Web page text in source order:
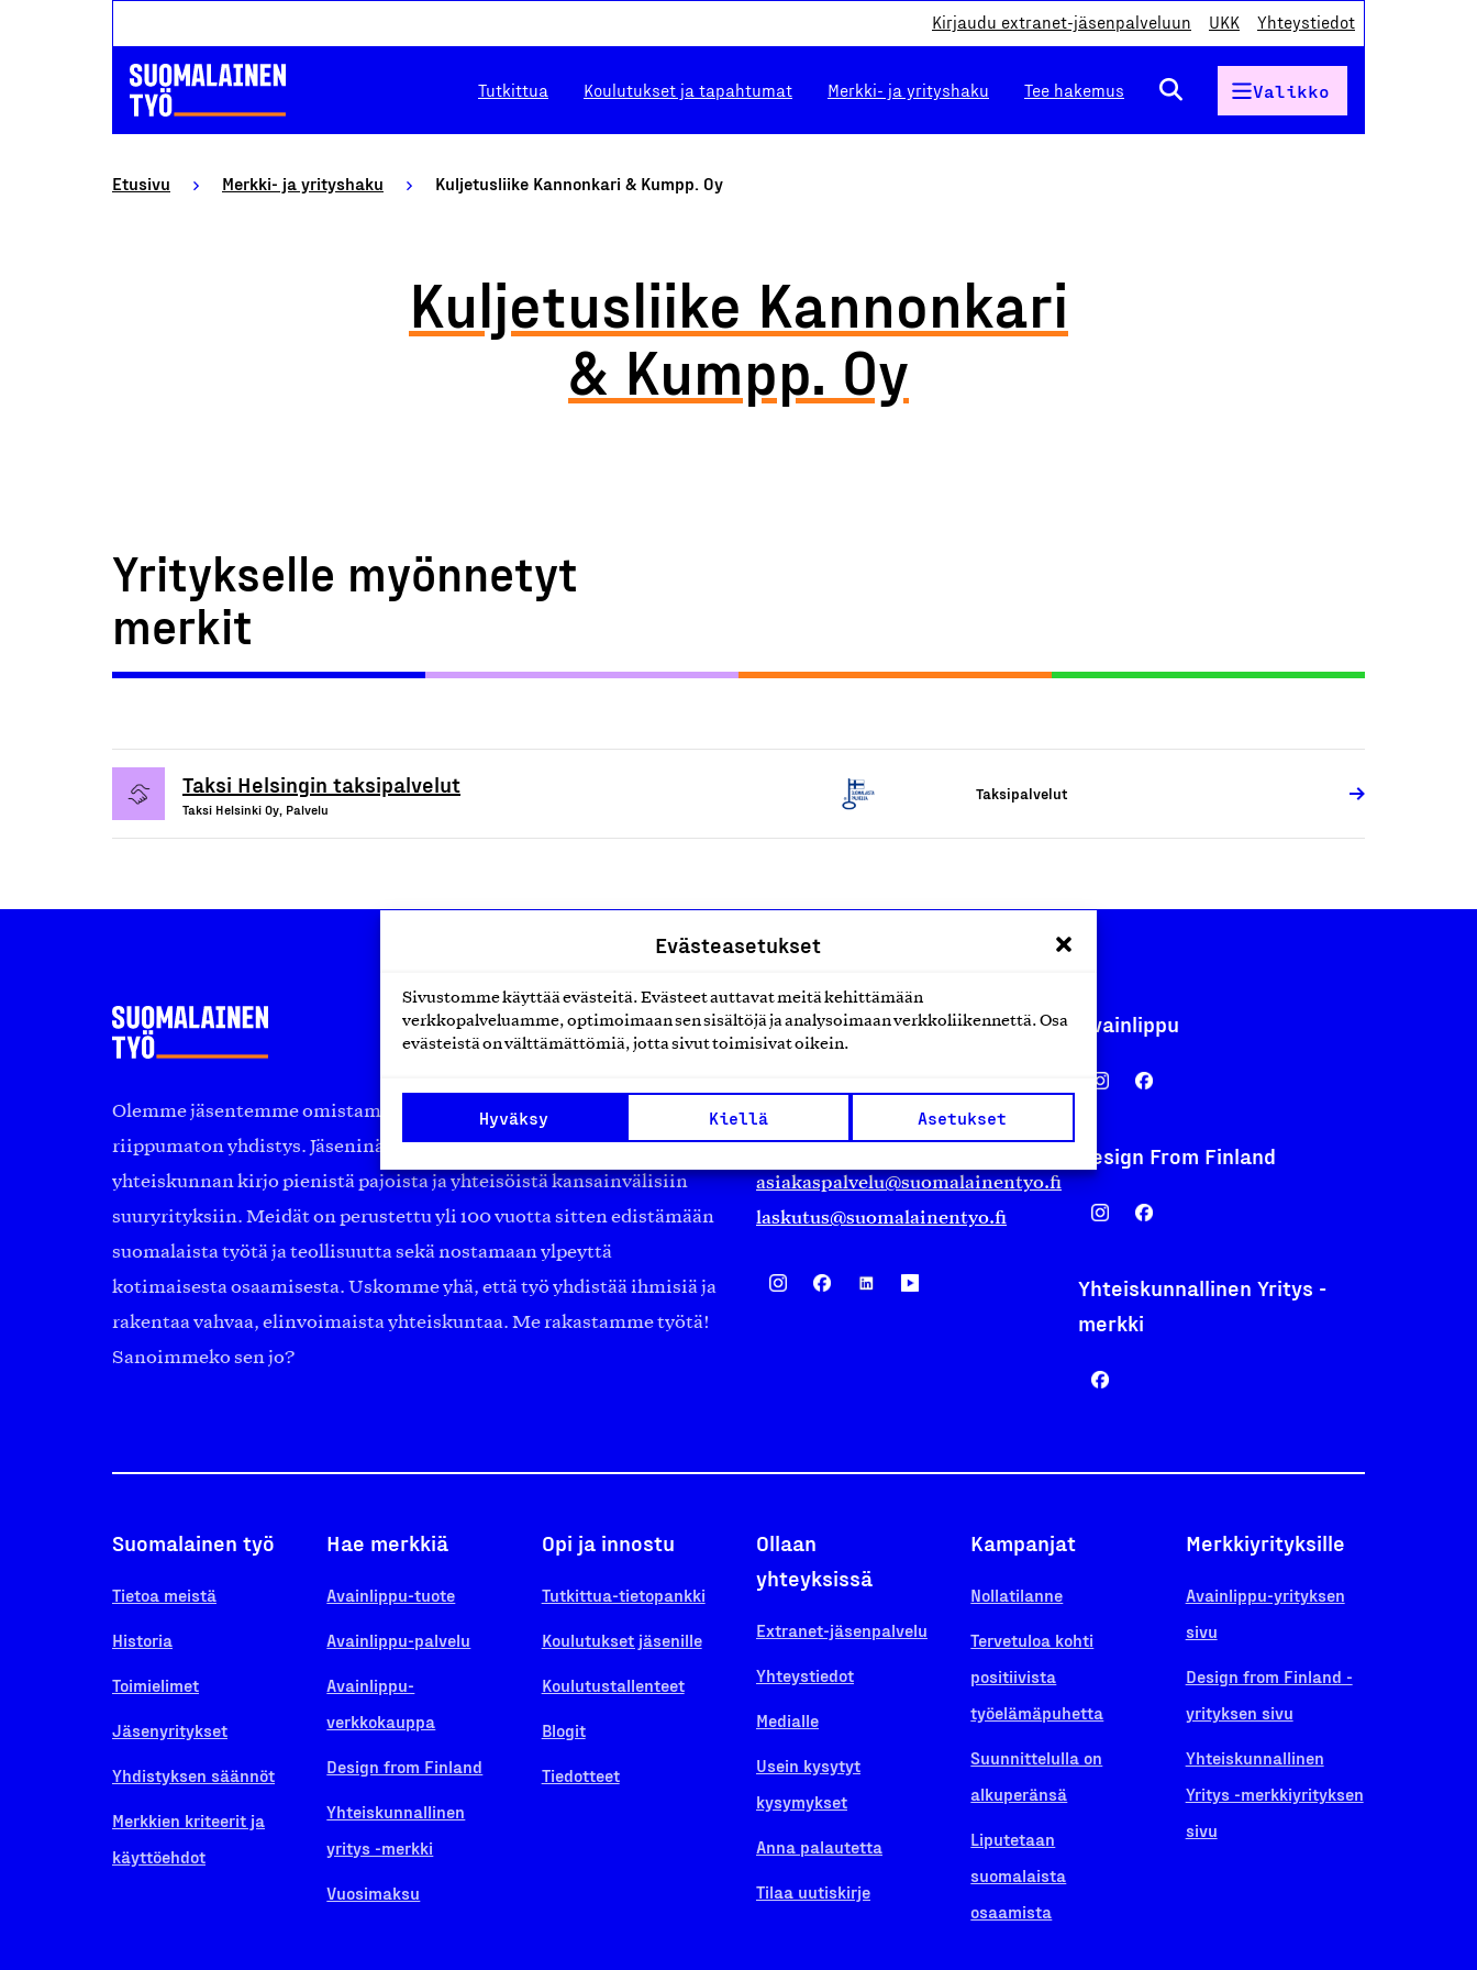
Evästeasetukset
Sivustomme käyttää evästeitä. Evästeet auttavat meitä kehittämään
verkkopalveluamme, optimoimaan sen sisältöjä ja analysoimaan verkkoliikennettä. Osa
evästeistä on välttämättömiä, jotta sivut toimisivat oikein.
Hyväksy Kiellä Asetukset
Kirjaudu extranet-jäsenpalveluun UKK Yhteystiedot
Tutkittua Koulutukset ja tapahtumat Merkki- ja yrityshaku Tee hakemus Valikko
Etusivu Merkki- ja yrityshaku Kuljetusliike Kannonkari & Kumpp. Oy
Kuljetusliike Kannonkari
& Kumpp. Oy
Yritykselle myönnetyt
merkit
Taksi Helsingin taksipalvelut
Taksi Helsinki Oy, Palvelu
Taksipalvelut
Olemme jäsentemme omistama puolueeton, työmarkkinajärjestöistä
riippumaton yhdistys. Jäseninämme on koko suomalaisen
yhteiskunnan kirjo pienistä pajoista ja yhteisöistä kansainvälisiin
suuryrityksiin. Meidät on perustettu yli 100 vuotta sitten edistämään
suomalaista työtä ja teollisuutta sekä nostamaan ylpeyttä
kotimaisesta osaamisesta. Uskomme yhä, että työ yhdistää ihmisiä ja
rakentaa vahvaa, elinvoimaista yhteiskuntaa. Me rakastamme työtä!
Sanoimmeko sen jo?
Suomalainen työ ry
00130 Helsinki
Finland
asiakaspalvelu@suomalainentyo.fi
laskutus@suomalainentyo.fi
Avainlippu
Design From Finland
Yhteiskunnallinen Yritys -
merkki
Suomalainen työ
Tietoa meistä
Historia
Toimielimet
Jäsenyritykset
Yhdistyksen säännöt
Merkkien kriteerit ja
käyttöehdot
Hae merkkiä
Avainlippu-tuote
Avainlippu-palvelu
Avainlippu-
verkkokauppa
Design from Finland
Yhteiskunnallinen
yritys -merkki
Vuosimaksu
Opi ja innostu
Tutkittua-tietopankki
Koulutukset jäsenille
Koulutustallenteet
Blogit
Tiedotteet
Ollaan
yhteyksissä
Extranet-jäsenpalvelu
Yhteystiedot
Medialle
Usein kysytyt
kysymykset
Anna palautetta
Tilaa uutiskirje
Kampanjat
Nollatilanne
Tervetuloa kohti
positiivista
työelämäpuhetta
Suunnittelulla on
alkuperänsä
Liputetaan
suomalaista
osaamista
Merkkiyrityksille
Avainlippu-yrityksen
sivu
Design from Finland -
yrityksen sivu
Yhteiskunnallinen
Yritys -merkkiyrityksen
sivu